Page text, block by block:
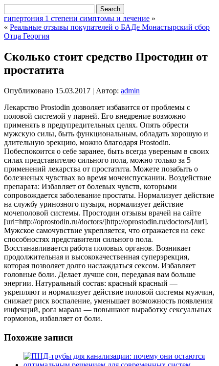
гипертония 1 степени симптомы и лечение »
« Реальные отзывы покупателей о БАДе Монастырский сбор
Отца Георгия
Сколько стоит средство Простодин от
простатита
Опубликовано 15.03.2017 | Автор: admin
Лекарство Prostodin дозволяет избавится от проблемы с
половой системой у парней. Его внедрение возможно
применять в предупредительных целях. Опять обрести
мужскую силы, быть функциональным, обладать хорошую и
длительную эрекцию, можно благодаря Prostodin.
Побеспокоится о себе заранее, быть всегда увереным в своих
силах представителю сильного пола, можно только за 5
применений лекарства от простатита. Можете позабыть о
болезненых чувствах во время мочеиспускании. Воздействие
препарата: Избавляет от болевых чувств, которыми
сопровождается заболевание простаты. Нормализует действие
на службу уринозного пузыря, нормализует действие
мочеполовой системы. Простодин отзывы врачей на сайте
[url=http://oprostodin.ru/doctors/]http://oprostodin.ru/doctors/[/url].
Мужское самочувствие укрепляется, что отражается на секс
способностях представители сильного пола.
Восстанавливается работа половых органов. Возникает
продолжительная и высококачественная суперэрекция,
которая позволяет долго наслаждаться сексом. Избавляет
головные боли. Делает лучше сон, передавая вам больше
энергии. Натуральный состав: красный красный —
укрепляют и нормализует действие половой системы мужчин,
снижает риск воспаление, уменьшает возможность появления
инфекций, рога марала — повышают выработку сексуальных
гормонов, избавляет от боли.
Похожие записи